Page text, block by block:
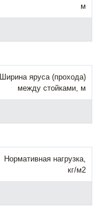
м
Ширина яруса (прохода)
между стойками, м
Нормативная нагрузка,
кг/м2